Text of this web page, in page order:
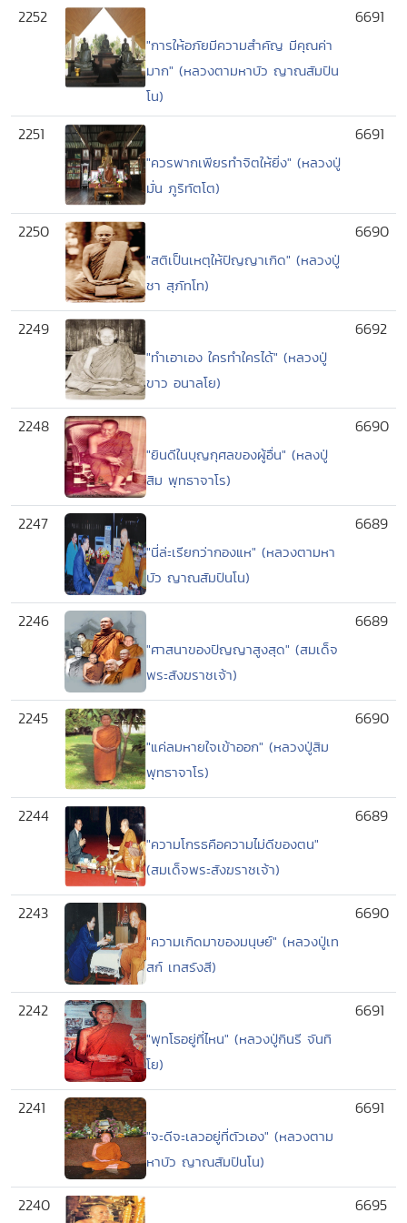
2252
"การให้อภัยมีความสำคัญ มีคุณค่า
มาก" (หลวงตามหาบัว ญาณสัมปัน
โน)
6691
2251
"ควรพากเพียรทำจิตให้ยิ่ง" (หลวงปู่
มั่น ภูริทัตโต)
6691
2250
"สติเป็นเหตุให้ปัญญาเกิด" (หลวงปู่
ชา สุภัทโท)
6690
2249
"ทำเอาเอง ใครทำใครได้" (หลวงปู่
ขาว อนาลโย)
6692
2248
"ยินดีในบุญกุศลของผู้อื่น" (หลงปู่
สิม พุทธาจาโร)
6690
2247
"นี่ล่ะเรียกว่ากองแห" (หลวงตามหา
บัว ญาณสัมปันโน)
6689
2246
"ศาสนาของปัญญาสูงสุด" (สมเด็จ
พระสังฆราชเจ้า)
6689
2245
"แค่ลมหายใจเข้าออก" (หลวงปู่สิม
พุทธาจาโร)
6690
2244
"ความโกรธคือความไม่ดีของตน"
(สมเด็จพระสังฆราชเจ้า)
6689
2243
"ความเกิดมาของมนุษย์" (หลวงปู่เท
สก์ เทสรังสี)
6690
2242
"พุทโธอยู่ที่ไหน" (หลวงปู่กินรี จันทิ
โย)
6691
2241
"จะดีจะเลวอยู่ที่ตัวเอง" (หลวงตาม
หาบัว ญาณสัมปันโน)
6691
2240 6695